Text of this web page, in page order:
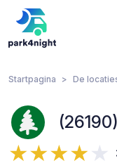
Startpagina De